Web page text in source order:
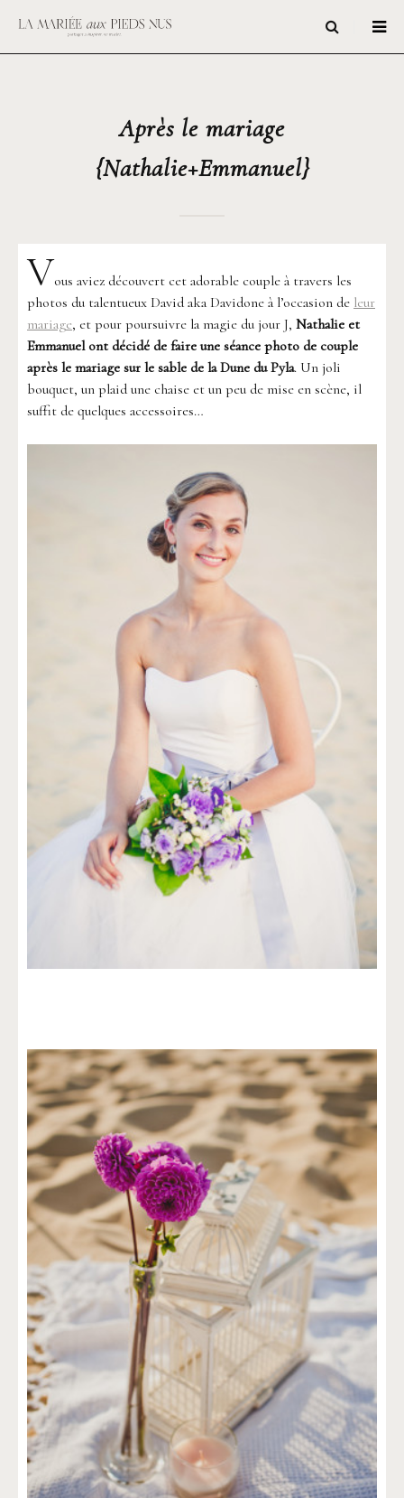
Après le mariage
{Nathalie+Emmanuel}
Vous aviez découvert cet adorable couple à travers les
photos du talentueux David aka Davidone à l’occasion de leur
mariage, et pour poursuivre la magie du jour J, Nathalie et
Emmanuel ont décidé de faire une séance photo de couple
après le mariage sur le sable de la Dune du Pyla. Un joli
bouquet, un plaid une chaise et un peu de mise en scène, il
suffit de quelques accessoires…